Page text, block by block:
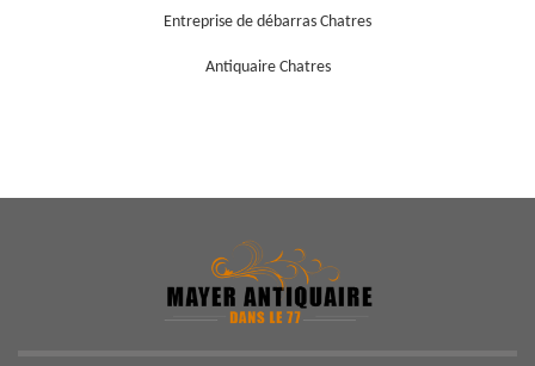
Entreprise de débarras Chatres
Antiquaire Chatres